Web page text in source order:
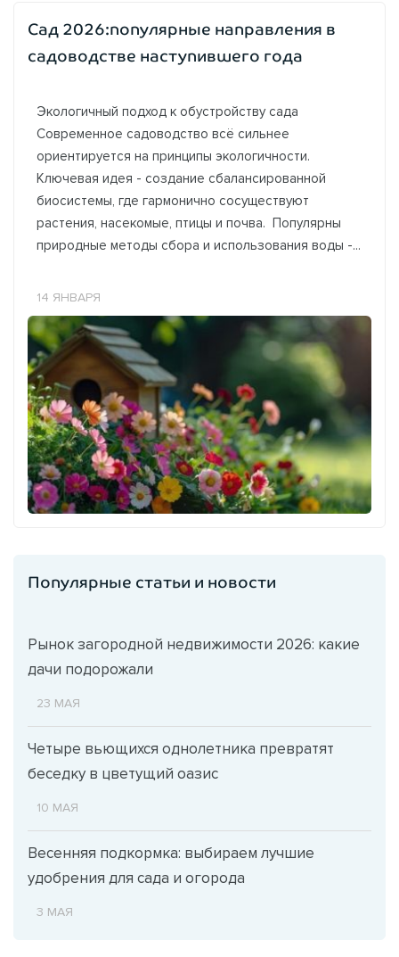
Сад 2026:популярные направления в
садоводстве наступившего года
Экологичный подход к обустройству сада
Современное садоводство всё сильнее
ориентируется на принципы экологичности.
Ключевая идея - создание сбалансированной
биосистемы, где гармонично сосуществуют
растения, насекомые, птицы и почва. Популярны
природные методы сбора и использования воды -...
14 ЯНВАРЯ
Популярные статьи и новости
Рынок загородной недвижимости 2026: какие
дачи подорожали
23 МАЯ
Четыре вьющихся однолетника превратят
беседку в цветущий оазис
10 МАЯ
Весенняя подкормка: выбираем лучшие
удобрения для сада и огорода
3 МАЯ